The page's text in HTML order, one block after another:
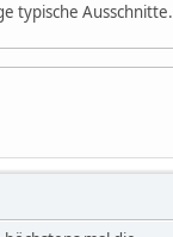
typische Ausschnitte.